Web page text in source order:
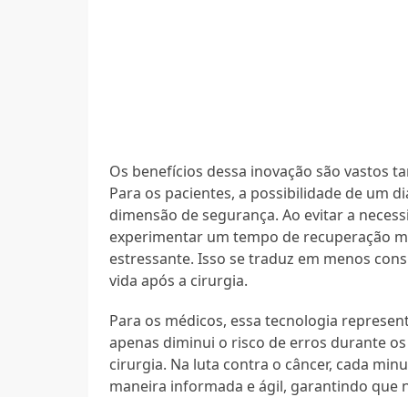
Os benefícios dessa inovação são vastos
Para os pacientes, a possibilidade de um
dimensão de segurança. Ao evitar a
experimentar um tempo de recuperação
estressante. Isso se traduz em menos
vida após a cirurgia.
Para os médicos, essa tecnologia
apenas diminui o risco de erros durante
cirurgia. Na luta contra o câncer, cada
maneira informada e ágil, garantindo que